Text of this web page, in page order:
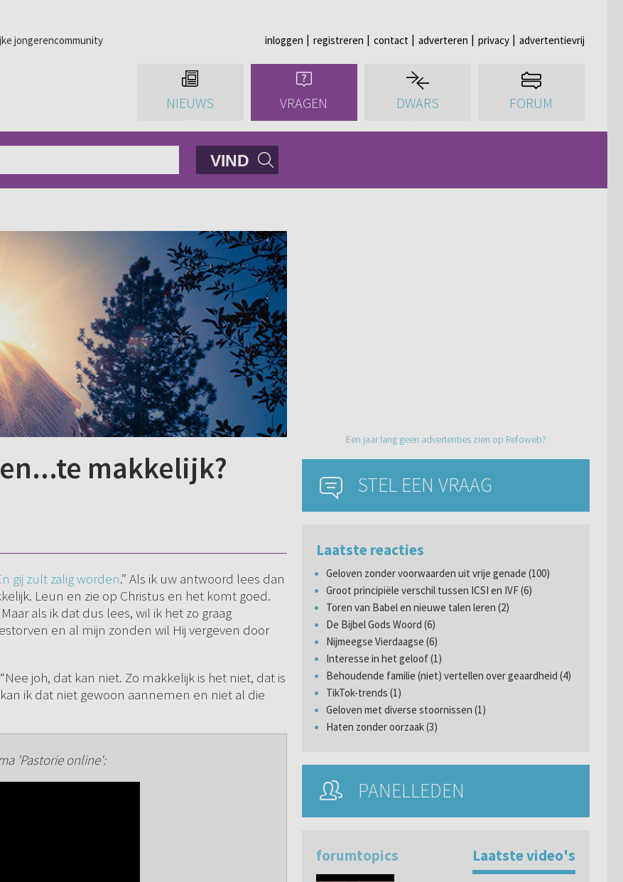
jongerencommunity inloggen registreren contact adverteren privacy advertentievrij
NIEUWS VRAGEN DWARS FORUM
VIND
makkelijk?
gij zult zalig worden.” Als ik uw antwoord lees dan
Leun en zie op Christus en het komt goed.
als ik dat dus lees, wil ik het zo graag
en al mijn zonden wil Hij vergeven door
joh, dat kan niet. Zo makkelijk is het niet, dat is
ik dat niet gewoon aannemen en niet al die
'Pastorie online':
Een jaar lang geen advertenties zien op Refoweb?
STEL EEN VRAAG
Laatste reacties
Geloven zonder voorwaarden uit vrije genade (100)
Groot principiële verschil tussen ICSI en IVF (6)
Toren van Babel en nieuwe talen leren (2)
De Bijbel Gods Woord (6)
Nijmeegse Vierdaagse (6)
Interesse in het geloof (1)
Behoudende familie (niet) vertellen over geaardheid (4)
TikTok-trends (1)
Geloven met diverse stoornissen (1)
Haten zonder oorzaak (3)
PANELLEDEN
forumtopics Laatste video's